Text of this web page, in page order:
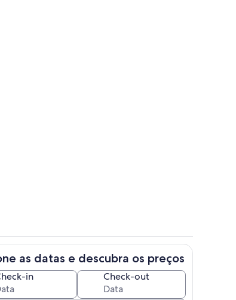
Banheiro
as datas e descubra os preços
in Check-out